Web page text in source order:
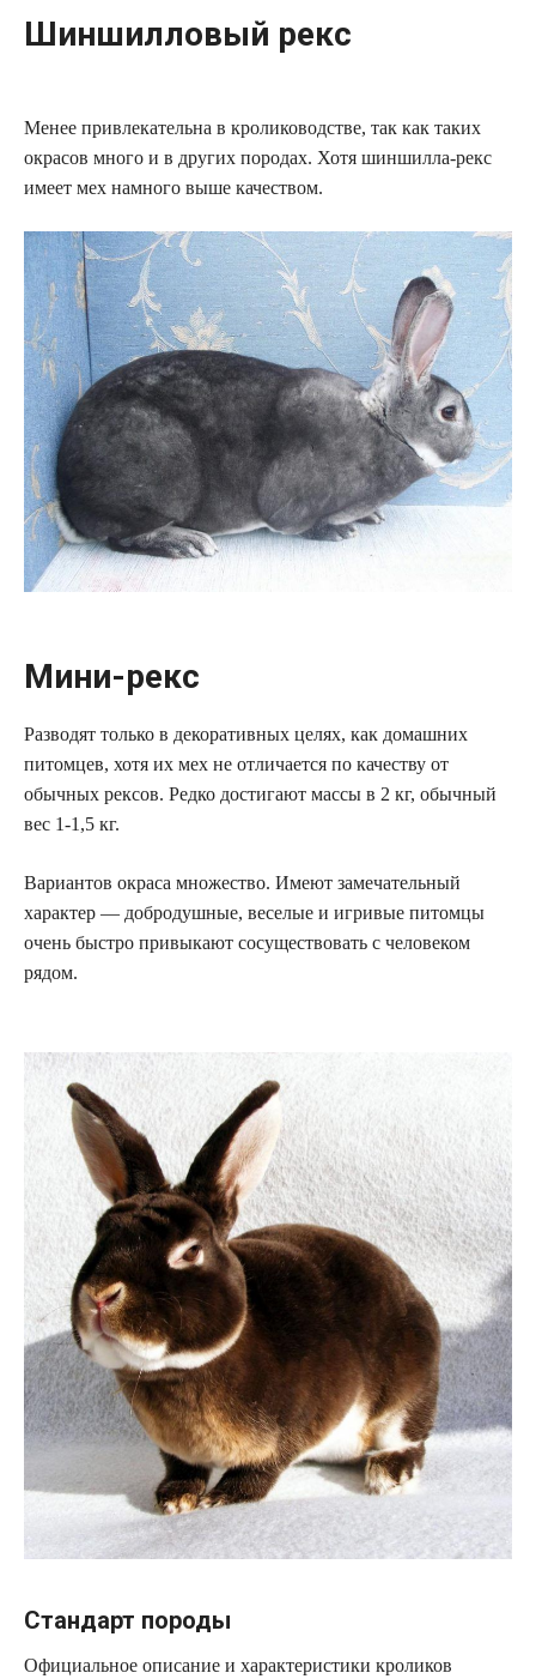
Шиншилловый рекс
Менее привлекательна в кролиководстве, так как таких
окрасов много и в других породах. Хотя шиншилла-рекс
имеет мех намного выше качеством.
Мини-рекс
Разводят только в декоративных целях, как домашних
питомцев, хотя их мех не отличается по качеству от
обычных рексов. Редко достигают массы в 2 кг, обычный
вес 1-1,5 кг.
Вариантов окраса множество. Имеют замечательный
характер — добродушные, веселые и игривые питомцы
очень быстро привыкают сосуществовать с человеком
рядом.
Стандарт породы
Официальное описание и характеристики кроликов